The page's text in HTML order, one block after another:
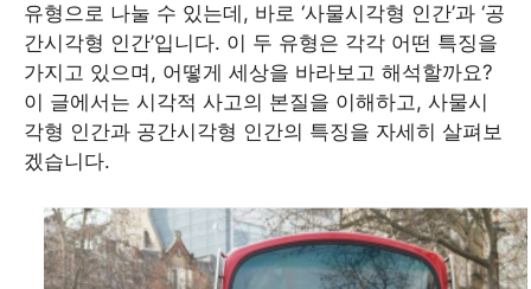
유형으로 나눌 수 있는데, 바로 ‘사물시각형 인간’과 ‘공
간시각형 인간’입니다. 이 두 유형은 각각 어떤 특징을
가지고 있으며, 어떻게 세상을 바라보고 해석할까요?
이 글에서는 시각적 사고의 본질을 이해하고, 사물시
각형 인간과 공간시각형 인간의 특징을 자세히 살펴보
겠습니다.